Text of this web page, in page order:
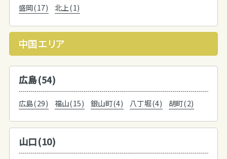
盛岡(17) 北上(1)
中国エリア
広島(54)
広島(29) 福山(15) 銀山町(4) 八丁堀(4) 胡町(2)
山口(10)